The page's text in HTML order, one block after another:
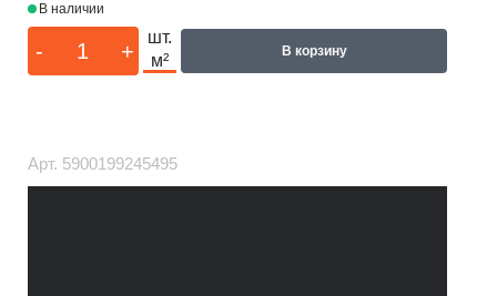
В наличии
- +
шт.
м²
В корзину
Арт. 5900199245495